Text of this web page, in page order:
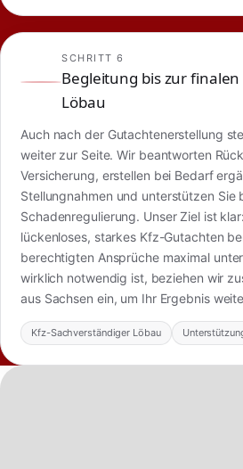
SCHRITT 6
Begleitung bis zur
Löbau
Auch nach der Gutachtenerstellung
weiter zur Seite. Wir beantworten
Versicherung, erstellen bei Bedarf
Stellungnahmen und unterstützen Sie
Schadenregulierung. Unser Ziel ist
lückenloses, starkes Kfz-Gutachten
berechtigten Ansprüche maximal
wirklich notwendig ist, beziehen wir
aus Sachsen ein, um Ihr Ergebnis
Kfz-Sachverständiger Löbau